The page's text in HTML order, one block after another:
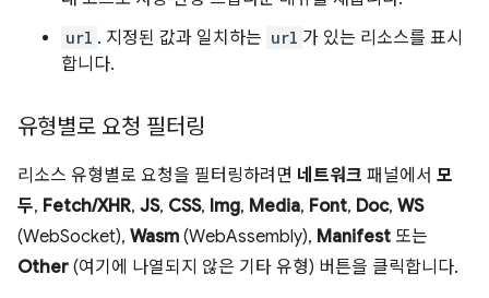
url . 지정된 값과 일치하는 url 가 있는 리소스를 표시
합니다.
유형별로 요청 필터링
리소스 유형별로 요청을 필터링하려면 네트워크 패널에서 모
두, Fetch/XHR, JS, CSS, Img, Media, Font, Doc, WS
(WebSocket), Wasm (WebAssembly), Manifest 또는
Other (여기에 나열되지 않은 기타 유형) 버튼을 클릭합니다.